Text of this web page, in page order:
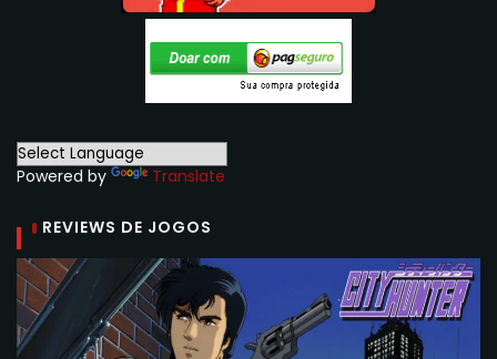
Powered by Translate
REVIEWS DE JOGOS